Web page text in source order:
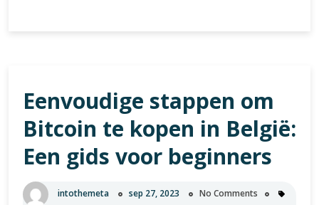
Slim
Bitcoins
Kopen:
in
Wereld
Eenvoudige stappen om
Bitcoin te kopen in België:
Een gids voor beginners
intothemeta sep 27, 2023 No Comments